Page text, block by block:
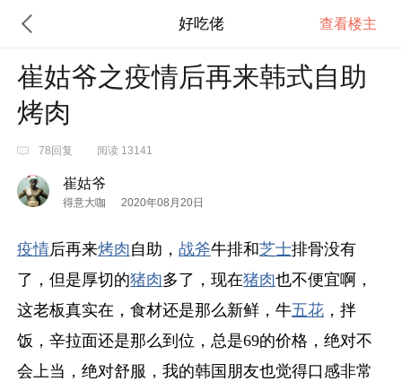
好吃佬 查看楼主
崔姑爷之疫情后再来韩式自助
烤肉
78回复 阅读 13141
崔姑爷
得意大咖 2020年08月20日
疫情后再来烤肉自助，战斧牛排和芝士排骨没有
了，但是厚切的猪肉多了，现在猪肉也不便宜啊，
这老板真实在，食材还是那么新鲜，牛五花 ，拌
饭，辛拉面还是那么到位，总是69的价格，绝对不
会上当，绝对舒服，我的韩国朋友也觉得口感非常